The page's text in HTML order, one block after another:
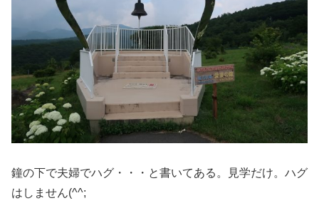
鐘の下で夫婦でハグ・・・と書いてある。見学だけ。ハグ
はしません(^^;